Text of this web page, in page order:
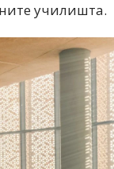
училишта.